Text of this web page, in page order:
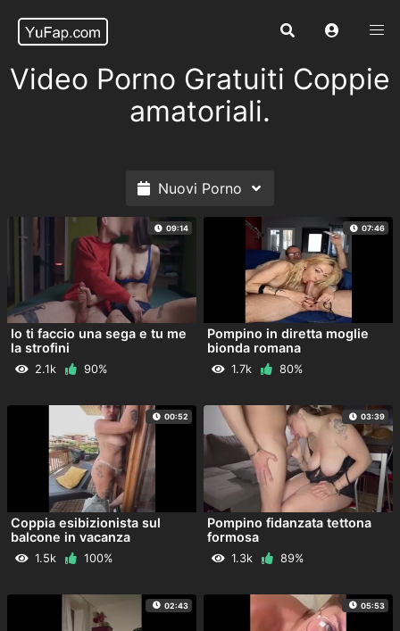
Video Porno Gratuiti Coppie
amatoriali.
Nuovi Porno
09:14
Io ti faccio una sega e tu me
la strofini
2.1k 90%
07:46
Pompino in diretta moglie
bionda romana
1.7k 80%
00:52
Coppia esibizionista sul
balcone in vacanza
1.5k 100%
03:39
Pompino fidanzata tettona
formosa
1.3k 89%
02:43 05:53